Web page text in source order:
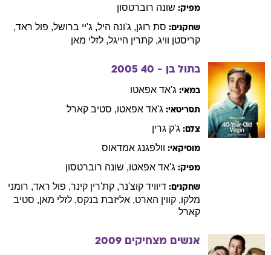
מפיק: שונה רוברטסון
שחקנים: סת רוגן, ג'ונה היל, ג'יי ברושל, פול ראד,
קריסטן וויג, קתרין הייגל, לזלי מאן
בתול בן - 40 2005
במאי: ג'אד אפאטו
תסריטאי: ג'אד אפאטו, סטיב קארל
צלם: ג'ק גרין
מוסיקאי: וולפגנג אמדאוס
מפיק: ג'אד אפאטו, שונה רוברטסון
שחקנים: דיוויד קוצ'נר, קת'רין קינר, פול ראד, רומני
מלקו, קווין הארט, אליזבת בנקס, לזלי מאן, סטיב
קארל
אנשים מצחיקים 2009